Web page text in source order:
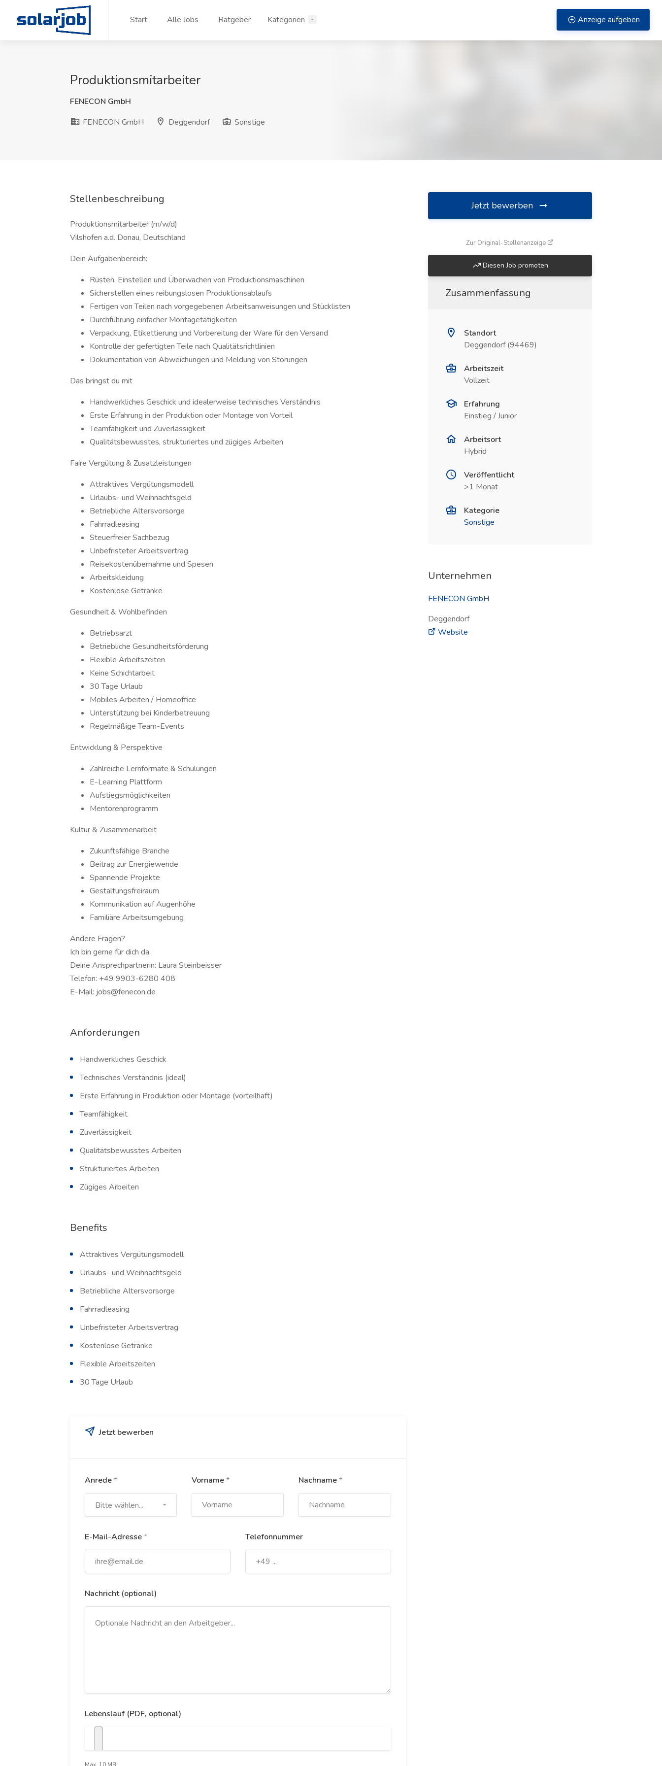
Zum Inhalt springen
Start
Alle Jobs Ratgeber Kategorien Anzeige aufgeben
Produktionsmitarbeiter
FENECON GmbH
FENECON GmbH
Deggendorf Sonstige
Stellenbeschreibung
Produktionsmitarbeiter (m/w/d)
Vilshofen a.d. Donau, Deutschland
Dein Aufgabenbereich:
Rüsten, Einstellen und Überwachen von Produktionsmaschinen
Sicherstellen eines reibungslosen Produktionsablaufs
Fertigen von Teilen nach vorgegebenen Arbeitsanweisungen und Stücklisten
Durchführung einfacher Montagetätigkeiten
Verpackung, Etikettierung und Vorbereitung der Ware für den Versand
Kontrolle der gefertigten Teile nach Qualitätsrichtlinien
Dokumentation von Abweichungen und Meldung von Störungen
Das bringst du mit
Handwerkliches Geschick und idealerweise technisches Verständnis
Erste Erfahrung in der Produktion oder Montage von Vorteil
Teamfähigkeit und Zuverlässigkeit
Qualitätsbewusstes, strukturiertes und zügiges Arbeiten
Faire Vergütung & Zusatzleistungen
Attraktives Vergütungsmodell
Urlaubs- und Weihnachtsgeld
Betriebliche Altersvorsorge
Fahrradleasing
Steuerfreier Sachbezug
Unbefristeter Arbeitsvertrag
Reisekostenübernahme und Spesen
Arbeitskleidung
Kostenlose Getränke
Gesundheit & Wohlbefinden
Betriebsarzt
Betriebliche Gesundheitsförderung
Flexible Arbeitszeiten
Keine Schichtarbeit
30 Tage Urlaub
Mobiles Arbeiten / Homeoffice
Unterstützung bei Kinderbetreuung
Regelmäßige Team-Events
Entwicklung & Perspektive
Zahlreiche Lernformate & Schulungen
E-Learning Plattform
Aufstiegsmöglichkeiten
Mentorenprogramm
Kultur & Zusammenarbeit
Zukunftsfähige Branche
Beitrag zur Energiewende
Spannende Projekte
Gestaltungsfreiraum
Kommunikation auf Augenhöhe
Familiäre Arbeitsumgebung
Andere Fragen?
Ich bin gerne für dich da.
Deine Ansprechpartnerin: Laura Steinbeisser
Telefon: +49 9903-6280 408
E-Mail: jobs@fenecon.de
Anforderungen
Handwerkliches Geschick
Technisches Verständnis (ideal)
Erste Erfahrung in Produktion oder Montage (vorteilhaft)
Teamfähigkeit
Zuverlässigkeit
Qualitätsbewusstes Arbeiten
Strukturiertes Arbeiten
Zügiges Arbeiten
Benefits
Attraktives Vergütungsmodell
Urlaubs- und Weihnachtsgeld
Betriebliche Altersvorsorge
Fahrradleasing
Unbefristeter Arbeitsvertrag
Kostenlose Getränke
Flexible Arbeitszeiten
30 Tage Urlaub
Jetzt bewerben
Anrede*
Bitte wählen...
Vorname* Nachname*
E-Mail-Adresse* Telefonnummer
Nachricht (optional)
Lebenslauf (PDF, optional)
Jetzt bewerben
Zur Original-Stellenanzeige
Diesen Job promoten
Zusammenfassung
Standort
Deggendorf (94469)
Arbeitszeit
Vollzeit
Erfahrung
Einstieg / Junior
Arbeitsort
Hybrid
Veröffentlicht
>1 Monat
Kategorie
Sonstige
Unternehmen
FENECON GmbH
Deggendorf
Website(öffnet in neuem Fenster)